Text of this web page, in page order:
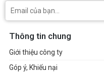
Thông tin chung
Giới thiệu công ty
Góp ý, Khiếu nại